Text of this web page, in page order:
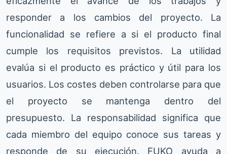
responder a los cambios del proyecto. La
funcionalidad se refiere a si el producto final
cumple los requisitos previstos. La utilidad
evalúa si el producto es práctico y útil para los
usuarios. Los costes deben controlarse para que
el proyecto se mantenga dentro del
presupuesto. La responsabilidad significa que
cada miembro del equipo conoce sus tareas y
responde de su ejecución. FUKO ayuda a